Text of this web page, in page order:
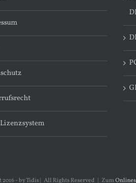
2016 - by Tidis | All Rights Reserved | Zum